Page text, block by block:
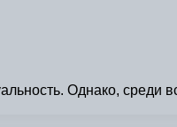
Однако, среди